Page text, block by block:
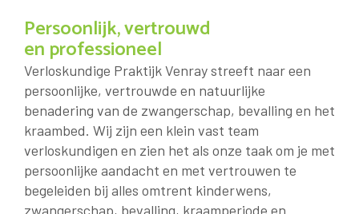
Persoonlijk, vertrouwd
en professioneel
Verloskundige Praktijk Venray streeft naar een
persoonlijke, vertrouwde en natuurlijke
benadering van de zwangerschap, bevalling en het
kraambed. Wij zijn een klein vast team
verloskundigen en zien het als onze taak om je met
persoonlijke aandacht en met vertrouwen te
begeleiden bij alles omtrent kinderwens,
zwangerschap, bevalling, kraamperiode en